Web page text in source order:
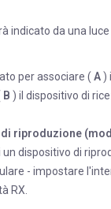
indicato da una luce
per associare ( A )
B ) il dispositivo di
riproduzione
dispositivo di
- impostare
RX.